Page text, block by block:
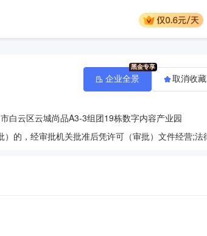
白云区云城尚品A3-3组团19栋数字内容产业园
企业全景 取消收藏